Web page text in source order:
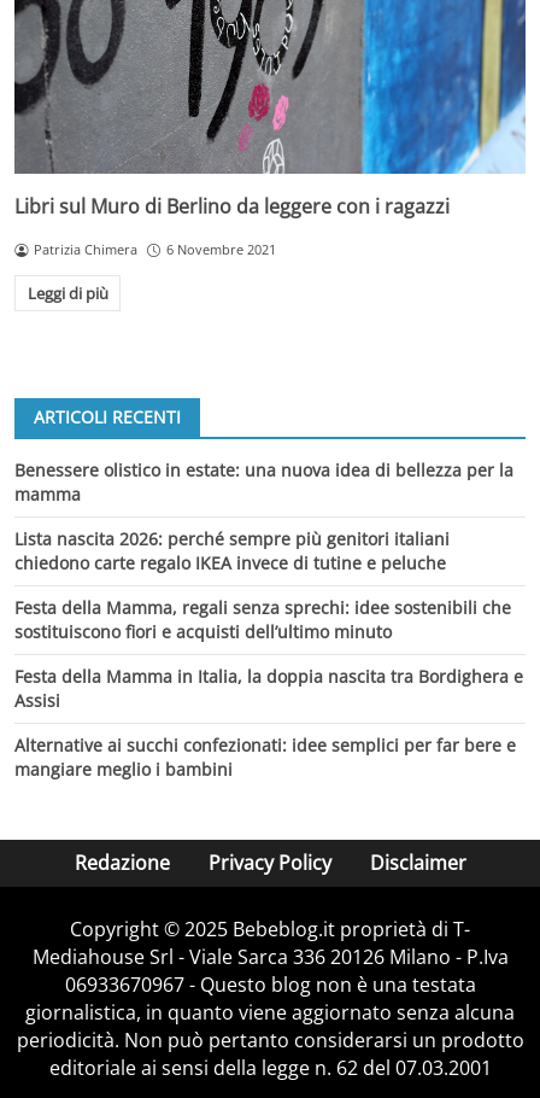
Libri sul Muro di Berlino da leggere con i ragazzi
Patrizia Chimera 6 Novembre 2021
Leggi di più
ARTICOLI RECENTI
Benessere olistico in estate: una nuova idea di bellezza per la
mamma
Lista nascita 2026: perché sempre più genitori italiani
chiedono carte regalo IKEA invece di tutine e peluche
Festa della Mamma, regali senza sprechi: idee sostenibili che
sostituiscono fiori e acquisti dell’ultimo minuto
Festa della Mamma in Italia, la doppia nascita tra Bordighera e
Assisi
Alternative ai succhi confezionati: idee semplici per far bere e
mangiare meglio i bambini
Redazione Privacy Policy Disclaimer
Copyright © 2025 Bebeblog.it proprietà di T-
Mediahouse Srl - Viale Sarca 336 20126 Milano - P.Iva
06933670967 - Questo blog non è una testata
giornalistica, in quanto viene aggiornato senza alcuna
periodicità. Non può pertanto considerarsi un prodotto
editoriale ai sensi della legge n. 62 del 07.03.2001